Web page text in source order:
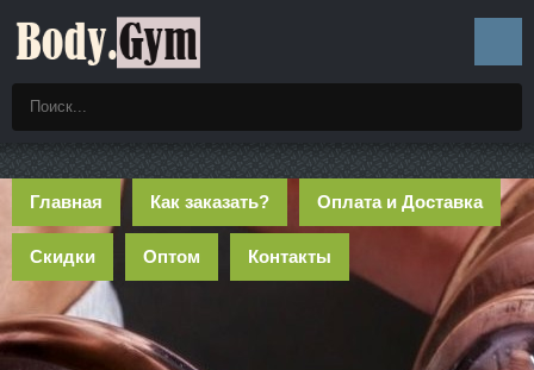
Главная Как заказать? Оплата и Доставка
Скидки Оптом Контакты